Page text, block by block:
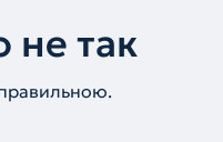
не так